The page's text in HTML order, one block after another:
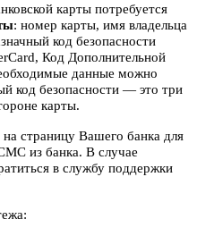
карты потребуется
: номер карты, имя владельца
код безопасности
Код Дополнительной
данные можно
код безопасности — это три
карты.
страницу Вашего банка для
из банка. В случае
в службу поддержки